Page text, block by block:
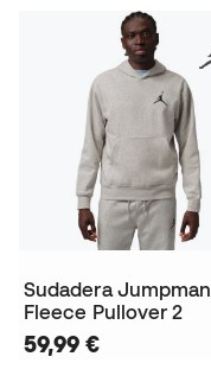
Sudadera Jumpman
Fleece Pullover 2
59,99 €